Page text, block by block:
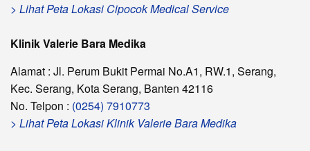
> Lihat Peta Lokasi Cipocok Medical Service
Klinik Valerie Bara Medika
Alamat : Jl. Perum Bukit Permai No.A1, RW.1, Serang,
Kec. Serang, Kota Serang, Banten 42116
No. Telpon : (0254) 7910773
> Lihat Peta Lokasi Klinik Valerie Bara Medika